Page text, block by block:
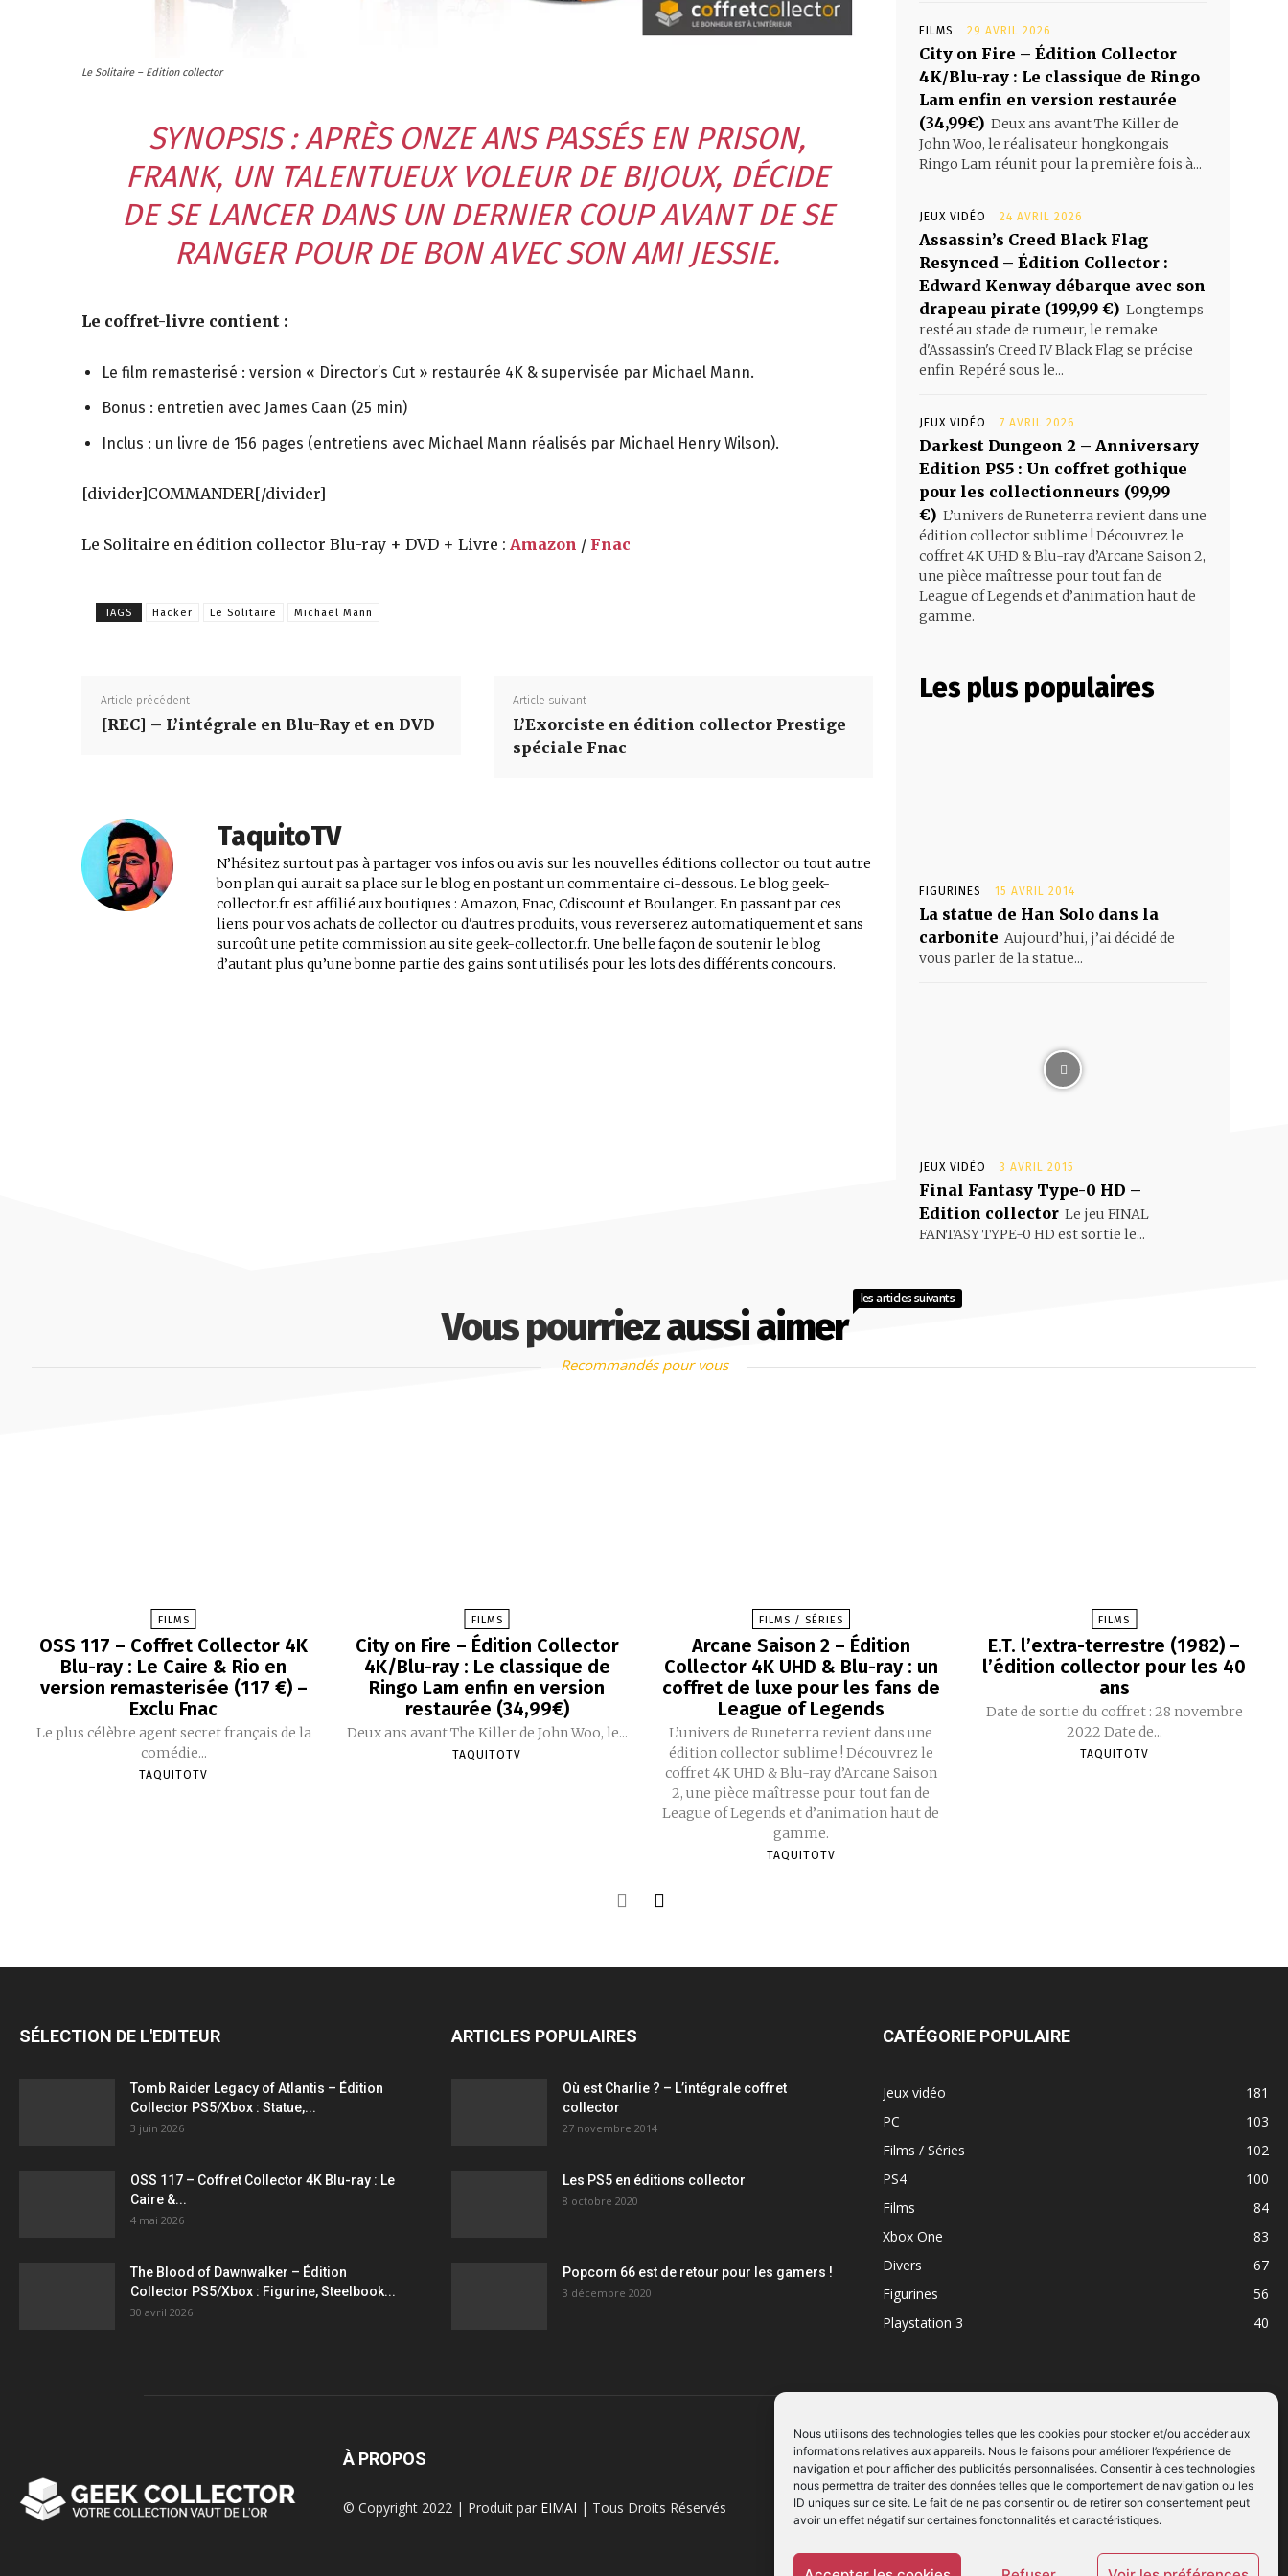
Nous utilisons des technologies telles que les cookies pour stocker et/ou accéder aux
informations relatives aux appareils. Nous le faisons pour améliorer l’expérience de
navigation et pour afficher des publicités personnalisées. Consentir à ces technologies
nous permettra de traiter des données telles que le comportement de navigation ou les
ID uniques sur ce site. Le fait de ne pas consentir ou de retirer son consentement peut
avoir un effet négatif sur certaines fonctonnalités et caractéristiques.
vidéo,
films,
Le Solitaire – Edition collector
SYNOPSIS : APRÈS ONZE ANS PASSÉS EN PRISON,
FRANK, UN TALENTUEUX VOLEUR DE BIJOUX, DÉCIDE
DE SE LANCER DANS UN DERNIER COUP AVANT DE SE
RANGER POUR DE BON AVEC SON AMI JESSIE.
Le coffret-livre contient :
Le film remasterisé : version « Director’s Cut » restaurée 4K & supervisée par Michael Mann.
Bonus : entretien avec James Caan (25 min)
Inclus : un livre de 156 pages (entretiens avec Michael Mann réalisés par Michael Henry Wilson).
[divider]COMMANDER[/divider]
Le Solitaire en édition collector Blu-ray + DVD + Livre : Amazon / Fnac
TAGS Hacker Le Solitaire Michael Mann
Article précédent
[REC] – L’intégrale en Blu-Ray et en DVD
Article suivant
L’Exorciste en édition collector Prestige
spéciale Fnac
TaquitoTV
N’hésitez surtout pas à partager vos infos ou avis sur les nouvelles éditions collector ou tout autre
bon plan qui aurait sa place sur le blog en postant un commentaire ci-dessous. Le blog geek-
collector.fr est affilié aux boutiques : Amazon, Fnac, Cdiscount et Boulanger. En passant par ces
liens pour vos achats de collector ou d'autres produits, vous reverserez automatiquement et sans
surcoût une petite commission au site geek-collector.fr. Une belle façon de soutenir le blog
d’autant plus qu’une bonne partie des gains sont utilisés pour les lots des différents concours.
FILMS 29 AVRIL 2026
City on Fire – Édition Collector
4K/Blu-ray : Le classique de Ringo
Lam enfin en version restaurée
(34,99€) Deux ans avant The Killer de
John Woo, le réalisateur hongkongais
Ringo Lam réunit pour la première fois à...
JEUX VIDÉO 24 AVRIL 2026
Assassin’s Creed Black Flag
Resynced – Édition Collector :
Edward Kenway débarque avec son
drapeau pirate (199,99 €) Longtemps
resté au stade de rumeur, le remake
d'Assassin's Creed IV Black Flag se précise
enfin. Repéré sous le...
JEUX VIDÉO 7 AVRIL 2026
Darkest Dungeon 2 – Anniversary
Edition PS5 : Un coffret gothique
pour les collectionneurs (99,99
€) L’univers de Runeterra revient dans une
édition collector sublime ! Découvrez le
coffret 4K UHD & Blu-ray d’Arcane Saison 2,
une pièce maîtresse pour tout fan de
League of Legends et d’animation haut de
gamme.
Les plus populaires
FIGURINES 15 AVRIL 2014
La statue de Han Solo dans la
carbonite Aujourd’hui, j’ai décidé de
vous parler de la statue...
JEUX VIDÉO 3 AVRIL 2015
Final Fantasy Type-0 HD –
Edition collector Le jeu FINAL
FANTASY TYPE-0 HD est sortie le...
Vous pourriez aussi aimer
les articles suivants
Recommandés pour vous
FILMS
OSS 117 – Coffret Collector 4K
Blu-ray : Le Caire & Rio en
version remasterisée (117 €) –
Exclu Fnac
Le plus célèbre agent secret français de la
comédie...
TAQUITOTV
FILMS
City on Fire – Édition Collector
4K/Blu-ray : Le classique de
Ringo Lam enfin en version
restaurée (34,99€)
Deux ans avant The Killer de John Woo, le...
TAQUITOTV
FILMS / SÉRIES
Arcane Saison 2 – Édition
Collector 4K UHD & Blu-ray : un
coffret de luxe pour les fans de
League of Legends
L’univers de Runeterra revient dans une
édition collector sublime ! Découvrez le
coffret 4K UHD & Blu-ray d’Arcane Saison
2, une pièce maîtresse pour tout fan de
League of Legends et d’animation haut de
gamme.
TAQUITOTV
FILMS
E.T. l’extra-terrestre (1982) –
l’édition collector pour les 40
ans
Date de sortie du coffret : 28 novembre
2022 Date de...
TAQUITOTV
SÉLECTION DE L'EDITEUR
Tomb Raider Legacy of Atlantis – Édition
Collector PS5/Xbox : Statue,...
3 juin 2026
OSS 117 – Coffret Collector 4K Blu-ray : Le
Caire &...
4 mai 2026
The Blood of Dawnwalker – Édition
Collector PS5/Xbox : Figurine, Steelbook...
30 avril 2026
ARTICLES POPULAIRES
Où est Charlie ? – L’intégrale coffret
collector
27 novembre 2014
Les PS5 en éditions collector
8 octobre 2020
Popcorn 66 est de retour pour les gamers !
3 décembre 2020
CATÉGORIE POPULAIRE
Jeux vidéo
181
PC
103
Films / Séries
102
PS4
100
Films
84
Xbox One
83
Divers
67
Figurines
56
Playstation 3
40
À PROPOS
© Copyright 2022 | Produit par EIMAI | Tous Droits Réservés
SUIVEZ NOUS